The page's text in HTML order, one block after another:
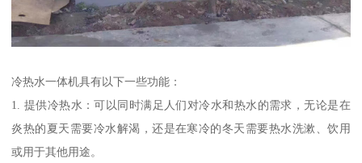
冷热水一体机具有以下一些功能：
1. 提供冷热水：可以同时满足人们对冷水和热水的需求，无论是在
炎热的夏天需要冷水解渴，还是在寒冷的冬天需要热水洗漱、饮用
或用于其他用途。